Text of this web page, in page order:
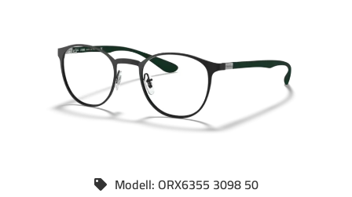
Modell: ORX6355 3098 50